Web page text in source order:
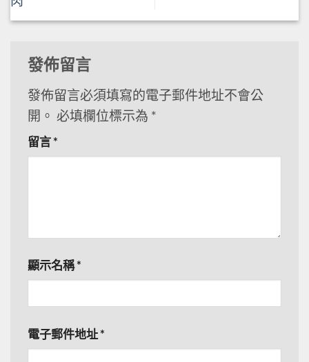
發佈留言
發佈留言必須填寫的電子郵件地址不會公
開。 必填欄位標示為 *
留言*
顯示名稱*
電子郵件地址*